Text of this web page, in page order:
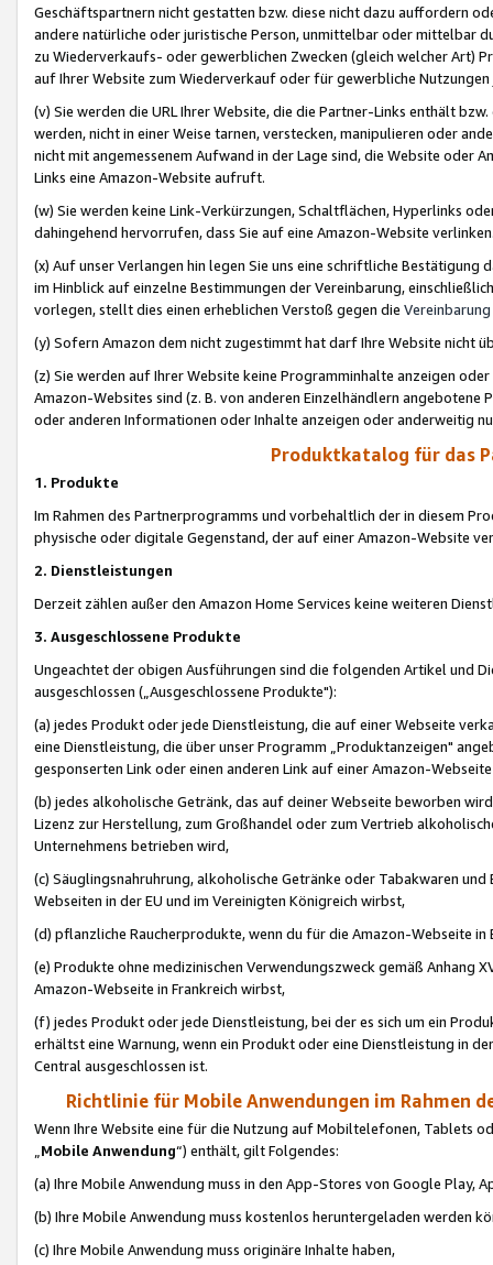
Geschäftspartnern nicht gestatten bzw. diese nicht dazu auffordern
andere natürliche oder juristische Person, unmittelbar oder mittelbar
zu Wiederverkaufs- oder gewerblichen Zwecken (gleich welcher Art)
auf Ihrer Website zum Wiederverkauf oder für gewerbliche
(v) Sie werden die URL Ihrer Website, die die Partner-Links enthält
werden, nicht in einer Weise tarnen, verstecken, manipulieren oder
nicht mit angemessenem Aufwand in der Lage sind, die Website oder
Links eine Amazon-Website aufruft.
(w) Sie werden keine Link-Verkürzungen, Schaltflächen, Hyperlinks
dahingehend hervorrufen, dass Sie auf eine Amazon-Website
(x) Auf unser Verlangen hin legen Sie uns eine schriftliche
im Hinblick auf einzelne Bestimmungen der Vereinbarung,
vorlegen, stellt dies einen erheblichen Verstoß gegen die Vereinbarung
(y) Sofern Amazon dem nicht zugestimmt hat darf Ihre Website nicht
(z) Sie werden auf Ihrer Website keine Programminhalte anzeigen
Amazon-Websites sind (z. B. von anderen Einzelhändlern
oder anderen Informationen oder Inhalte anzeigen oder anderweitig
Produktkatalog für das
1. Produkte
Im Rahmen des Partnerprogramms und vorbehaltlich der in diesem
physische oder digitale Gegenstand, der auf einer Amazon-Website
2. Dienstleistungen
Derzeit zählen außer den Amazon Home Services keine weiteren
3. Ausgeschlossene Produkte
Ungeachtet der obigen Ausführungen sind die folgenden Artikel und
ausgeschlossen („Ausgeschlossene Produkte"):
(a) jedes Produkt oder jede Dienstleistung, die auf einer Webseite
eine Dienstleistung, die über unser Programm „Produktanzeigen"
gesponserten Link oder einen anderen Link auf einer Amazon-
(b) jedes alkoholische Getränk, das auf deiner Webseite beworben
Lizenz zur Herstellung, zum Großhandel oder zum Vertrieb
Unternehmens betrieben wird,
(c) Säuglingsnahruhrung, alkoholische Getränke oder Tabakwaren
Webseiten in der EU und im Vereinigten Königreich wirbst,
(d) pflanzliche Raucherprodukte, wenn du für die Amazon-Webseite in
(e) Produkte ohne medizinischen Verwendungszweck gemäß Anhang
Amazon-Webseite in Frankreich wirbst,
(f) jedes Produkt oder jede Dienstleistung, bei der es sich um ein
erhältst eine Warnung, wenn ein Produkt oder eine Dienstleistung in
Central ausgeschlossen ist.
Richtlinie für Mobile Anwendungen im Rahmen
Wenn Ihre Website eine für die Nutzung auf Mobiltelefonen, Tablets
„Mobile Anwendung“) enthält, gilt Folgendes:
(a) Ihre Mobile Anwendung muss in den App-Stores von Google Play,
(b) Ihre Mobile Anwendung muss kostenlos heruntergeladen werden
(c) Ihre Mobile Anwendung muss originäre Inhalte haben,